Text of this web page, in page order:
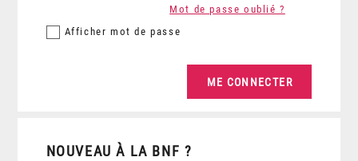
Afficher mot de passe
Mot de passe oublié ?
NOUVEAU À LA BNF ?